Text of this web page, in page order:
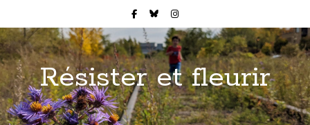
Résister et fleurir